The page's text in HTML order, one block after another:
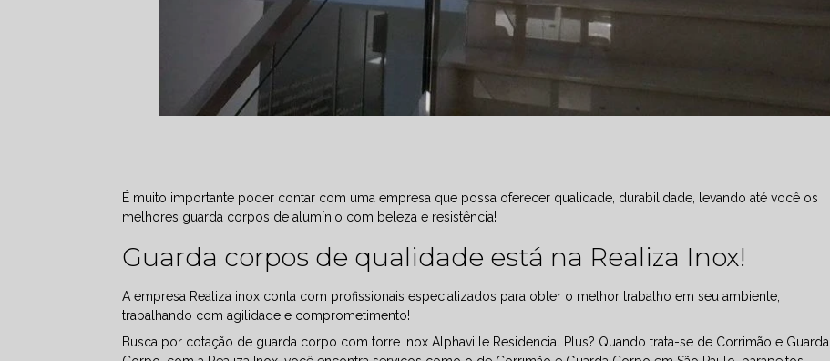
É muito importante poder contar com uma empresa que possa oferecer qualidade, durabilidade, levando até você os
melhores guarda corpos de alumínio com beleza e resistência!
Guarda corpos de qualidade está na Realiza Inox!
A empresa Realiza inox conta com profissionais especializados para obter o melhor trabalho em seu ambiente,
trabalhando com agilidade e comprometimento!
Busca por cotação de guarda corpo com torre inox Alphaville Residencial Plus? Quando trata-se de Corrimão e Guarda